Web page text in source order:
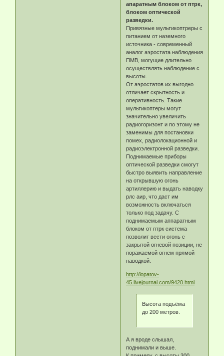
апаратным блоком от птрк,
блоком оптической
разведки.
Привязные мультикоптреры с
питанием от наземного
источника - современный
аналог аэростата наблюдения
ПМВ, могущие длительно
осуществлять наблюдение с
высоты.
От аэростатов их выгодно
отличает скрытность и
оперативность. Такие
мультикоптеры могут
значительно увеличить
радиогоризонт и по этому не
заменимы для постановки
помех, радиолокационной и
радиоэлектронной разведки.
Поднимаемые приборы
оптической разведки смогут
быстро выявить направление
на открывшую огонь
артиллерию и выдать наводку
рлс аир, что даст им
возможность включаться
только под задачу. С
поднимаемым аппаратным
блоком от птрк система
позволит вести огонь с
закрытой огневой позиции, не
поражаемой огнем прямой
наводкой.
http://lopatov-
45.livejournal.com/9420.html
Высота подъёма
до 200 метров.
А я вроде слышал,
поднимали и выше.